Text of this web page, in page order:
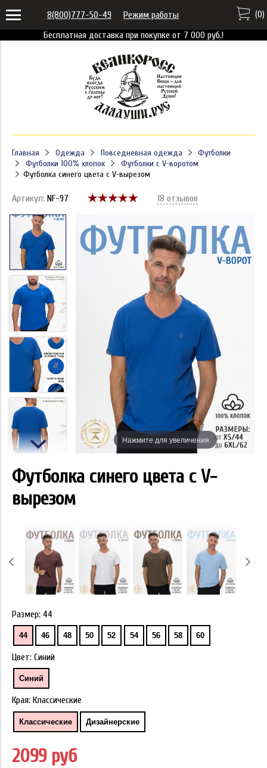
Бесплатная доставка при покупке от 7 000 руб.!
8(800)777-50-49 Режим работы (0)
Главная Одежда Повседневная одежда
Футболки
Футболки 100% хлопок
Футболки с V-воротом
Футболка синего цвета с V-вырезом
Артикул: NF-97 18 отзывов
Нажмите для увеличения
Футболка синего цвета с V-
вырезом
Размер: 44
44 46 48 50 52 54 56 58 60
Цвет: Синий
Синий
Края: Классические
Классические Дизайнерские
2099 руб